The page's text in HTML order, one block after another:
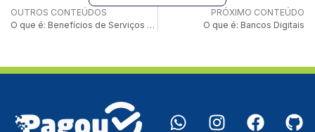
OUTROS CONTEÚDOS
O que é: Benefícios de Serviços Bancários via API
PRÓXIMO CONTEÚDO
O que é: Bancos Digitais